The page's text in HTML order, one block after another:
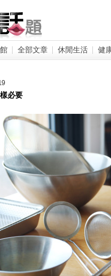
全部文章 休閒生活 健
必要